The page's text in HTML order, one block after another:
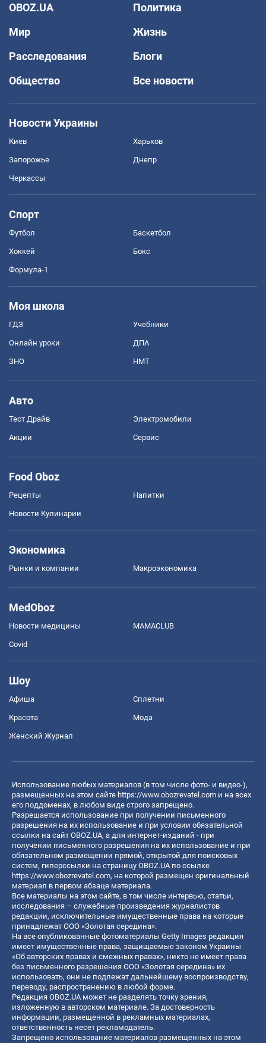
OBOZ.UA
Политика
Мир
Жизнь
Расследования
Блоги
Общество
Все новости
Новости Украины
Киев Харьков
Запорожье Днепр
Черкассы
Спорт
Футбол Баскетбол
Хоккей Бокс
Формула-1
Моя школа
ГДЗ Учебники
Онлайн уроки ДПА
ЗНО НМТ
Авто
Тест Драйв Электромобили
Акции Сервис
Food Oboz
Рецепты Напитки
Новости Кулинарии
Экономика
Рынки и компании Mакроэкономика
MedOboz
Новости медицины MAMACLUB
Covid
Шоу
Афиша Сплетни
Красота Мода
Женский Журнал
Использование любых материалов (в том числе фото- и видео-),
размещенных на этом сайте https://www.obozrevatel.com и на всех
его поддоменах, в любом виде строго запрещено.
Разрешается использование при получении письменного
разрешения на их использование и при условии обязательной
ссылки на сайт OBOZ.UA, а для интернет-изданий - при
получении письменного разрешения на их использование и при
обязательном размещении прямой, открытой для поисковых
систем, гиперссылки на страницу OBOZ.UA по ссылке
https://www.obozrevatel.com, на которой размещен оригинальный
материал в первом абзаце материала.
Все материалы на этом сайте, в том числе интервью, статьи,
исследования – служебные произведения журналистов
редакции, исключительные имущественные права на которые
принадлежат ООО «Золотая середина».
На все опубликованные фотоматериалы Getty Images редакция
имеет имущественные права, защищаемые законом Украины
«Об авторских правах и смежных правах», никто не имеет права
без письменного разрешения ООО «Золотая середина» их
использовать, они не подлежат дальнейшему воспроизводству,
переводу, распространению в любой форме.
Редакция OBOZ.UA может не разделять точку зрения,
изложенную в авторском материале. За достоверность
информации, размещенной в рекламных материалах,
ответственность несет рекламодатель.
Запрещено использование материалов размещенных на этом